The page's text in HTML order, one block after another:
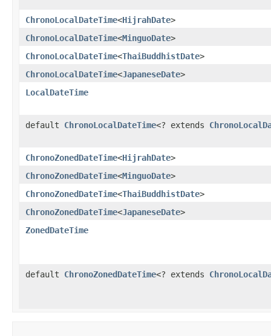
ChronoLocalDateTime<HijrahDate>
ChronoLocalDateTime<MinguoDate>
ChronoLocalDateTime<ThaiBuddhistDate>
ChronoLocalDateTime<JapaneseDate>
LocalDateTime
default ChronoLocalDateTime<? extends
ChronoZonedDateTime<HijrahDate>
ChronoZonedDateTime<MinguoDate>
ChronoZonedDateTime<ThaiBuddhistDate>
ChronoZonedDateTime<JapaneseDate>
ZonedDateTime
default ChronoZonedDateTime<? extends